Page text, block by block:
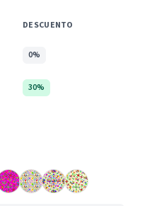
DESCUENTO
0%
30%